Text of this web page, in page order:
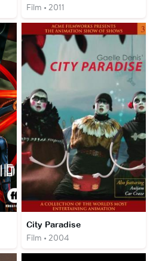
Film • 2011
City Paradise
Film • 2004